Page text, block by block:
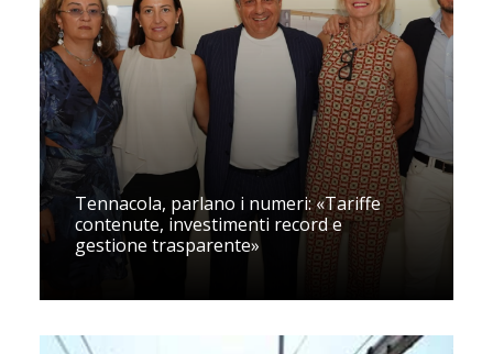
Tennacola, parlano i numeri: «Tariffe
contenute, investimenti record e
gestione trasparente»